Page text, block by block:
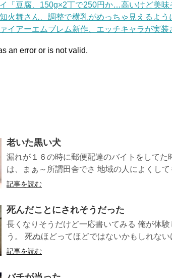
イ「豆腐、150g×2丁で250円か…高いけど美
知火舞さん、調整で横乳がめっちゃ見えるよ
ァイアーエムブレム新作、エッチキャラが実
an error or is not valid.
老いた黒い犬
漏れが１６の時に郵便配達のバイトをしてた
は、まぁ～所謂田舎でさ 地域の人によくし
記事を読む
死んだことにされそうだった
長くなりそうだけど一応書いてみる 俺が体
う。 死ぬほどってほどではないかもしれな
記事を読む